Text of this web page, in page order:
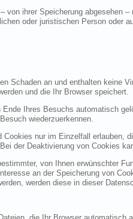
ihrer Speicherung abgesehen
oder juristischen Person oder
Schaden an und enthalten keine
und die Ihr Browser speichert.
Ihres Besuchs automatisch
wiederzuerkennen.
nur im Einzelfall erlauben,
der Deaktivierung von Cookies
von Ihnen erwünschter
an der Speicherung von
werden diese in dieser